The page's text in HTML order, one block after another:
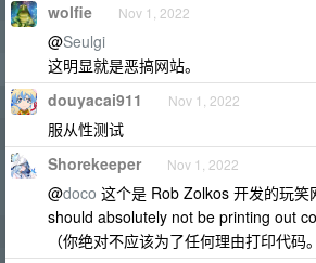
wolfie Nov 1, 2022
@Seulgi
这明显就是恶搞网站。
douyacai911 Nov 1, 2022
服从性测试
Shorekeeper Nov 1, 2022
@doco 这个是 Rob Zolkos 开发的玩笑
should absolutely not be printing out
（你绝对不应该为了任何理由打印代码